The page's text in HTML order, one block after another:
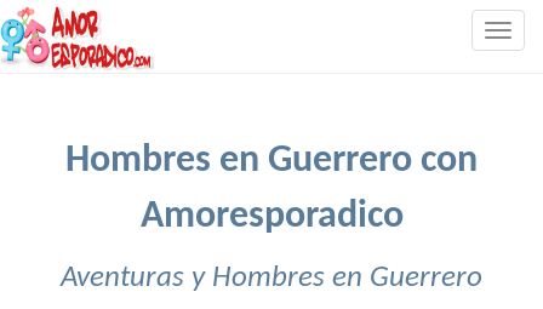
Hombres en Guerrero con
Amoresporadico
Aventuras y Hombres en Guerrero